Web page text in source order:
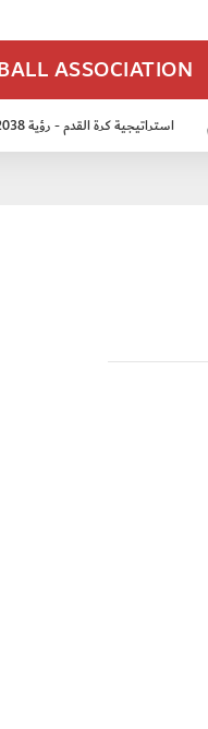
ASSOCIATION
استراتيجية كرة القدم - رؤية 2038